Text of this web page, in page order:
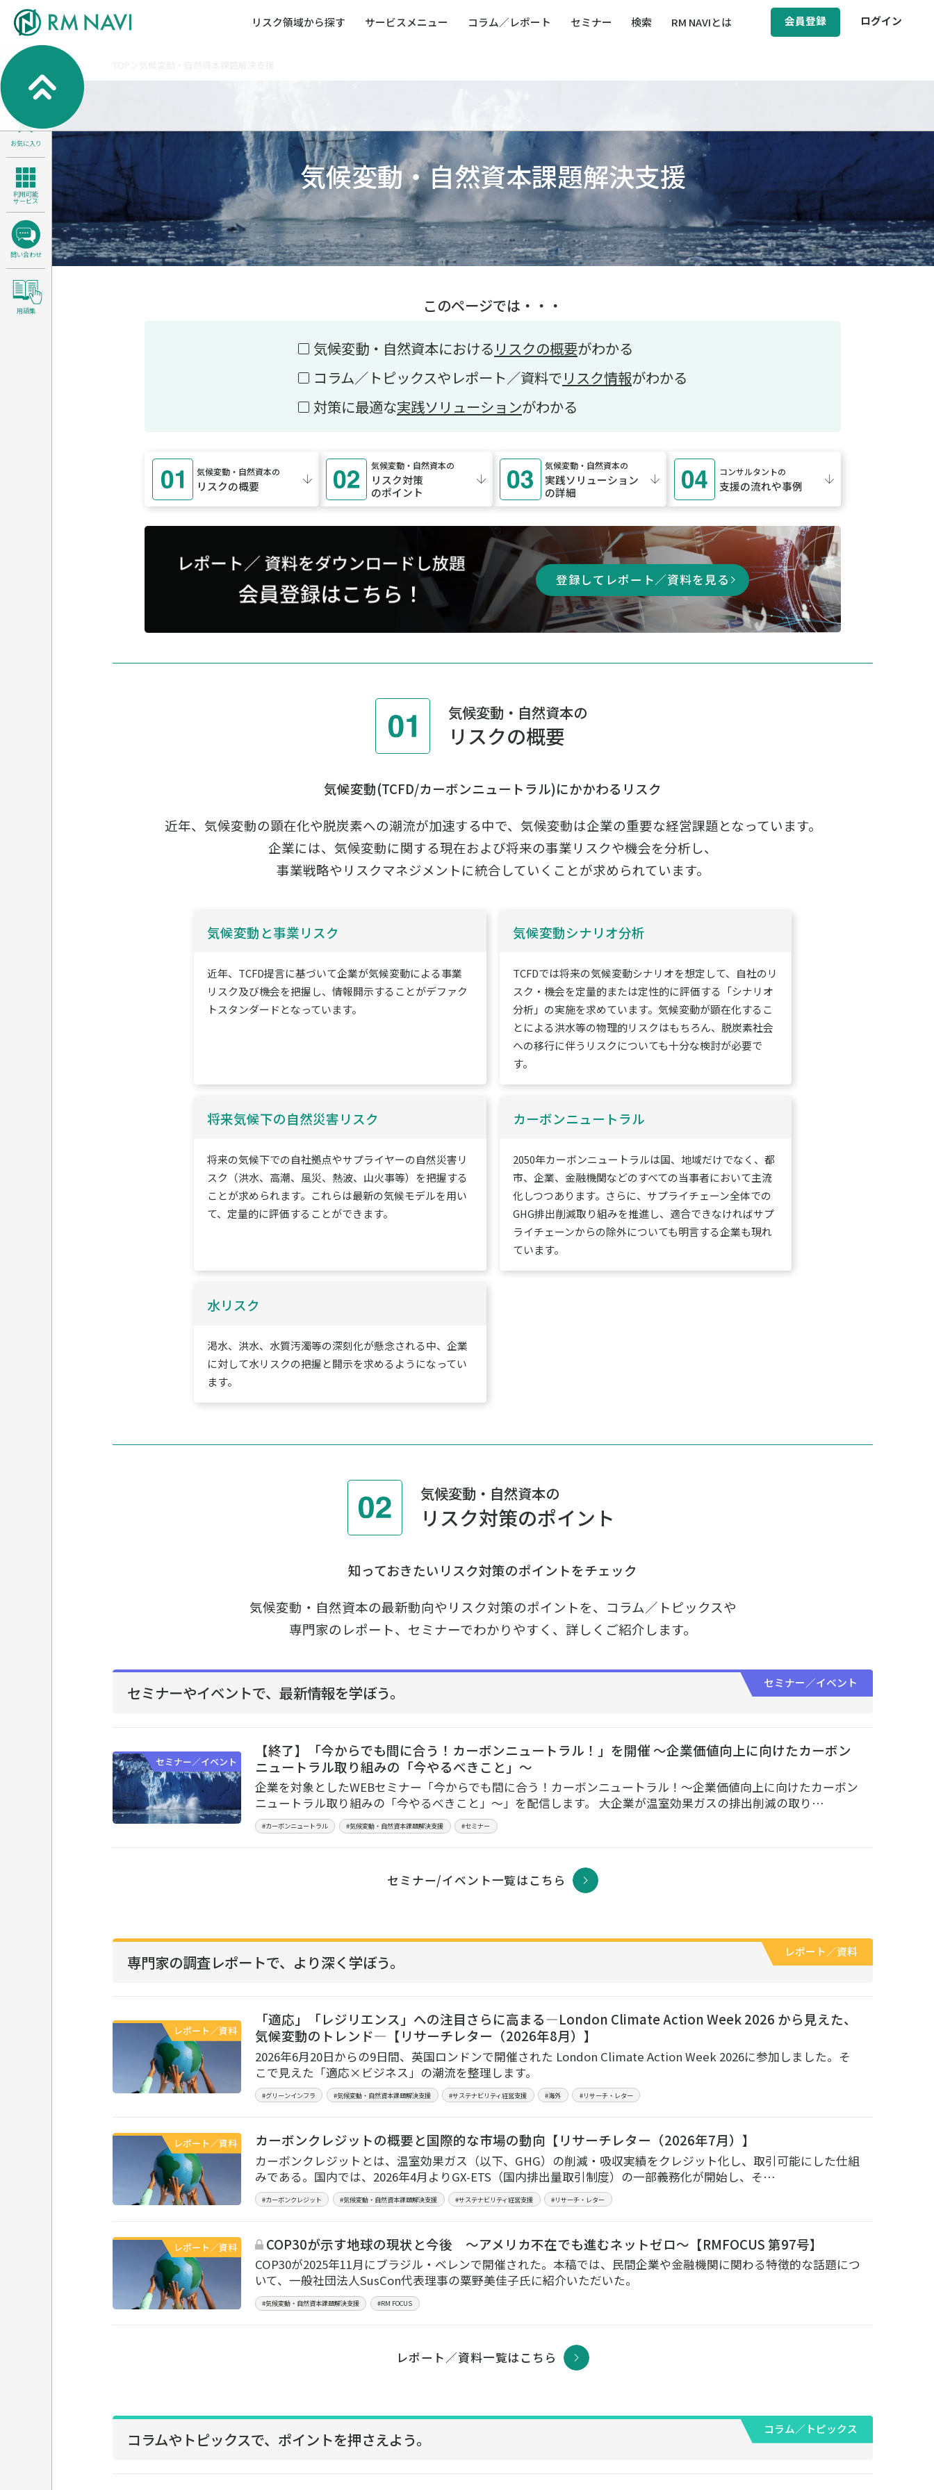
リスク領域から探す サービスメニュー コラム／レポート セミナー 検索 RM NAVIとは 会員登録 ログイン
防災・減災・防犯（火災・爆発・落雷・台風・
BCP／BCM（事業継続マネジメント）
サステナビリティ経営支援
人権・人的資本課題解決支援
安全文化醸成／労働安全衛生
医療／介護／障害福祉／子ども・児童福祉等
全社的リスク管理（ERM）
危機管理
コンプライアンス・内部統制
コンサルタント略歴 業界別支援事例
コラム／トピックス
レポート／資料
リスクマネジメント用語集
発行書籍一覧
検索
お気に入り
利用可能
サービス
問い合わせ
用語集
気候変動・自然資本課題解決支援
このページでは・・・
気候変動・自然資本における リスクの概要がわかる
コラム／トピックスやレポート／資料でリスク情報がわかる
対策に最適な実践ソリューションがわかる
気候変動・自然資本の
リスクの概要
気候変動・自然資本の
リスク対策
のポイント
気候変動・自然資本の
実践ソリューション
の詳細
コンサルタントの
支援の流れや事例
登録してレポート／資料を見る
気候変動・自然資本の
リスクの概要
気候変動(TCFD/カーボンニュートラル)にかかわるリスク
近年、気候変動の顕在化や脱炭素への潮流が加速する中で、気候変動は企業の重要な経営課題となっています。
企業には、気候変動に関する現在および将来の事業リスクや機会を分析し、
事業戦略やリスクマネジメントに統合していくことが求められています。
気候変動と事業リスク
近年、TCFD提言に基づいて企業が気候変動による事業
リスク及び機会を把握し、情報開示することがデファク
トスタンダードとなっています。
気候変動シナリオ分析
TCFDでは将来の気候変動シナリオを想定して、自社のリ
スク・機会を定量的または定性的に評価する「シナリオ
分析」の実施を求めています。気候変動が顕在化するこ
とによる洪水等の物理的リスクはもちろん、脱炭素社会
への移行に伴うリスクについても十分な検討が必要で
す。
将来気候下の自然災害リスク
将来の気候下での自社拠点やサプライヤーの自然災害リ
スク（洪水、高潮、風災、熱波、山火事等）を把握する
ことが求められます。これらは最新の気候モデルを用い
て、定量的に評価することができます。
カーボンニュートラル
2050年カーボンニュートラルは国、地域だけでなく、都
市、企業、金融機関などのすべての当事者において主流
化しつつあります。さらに、サプライチェーン全体での
GHG排出削減取り組みを推進し、適合できなければサプ
ライチェーンからの除外についても明言する企業も現れ
ています。
水リスク
渇水、洪水、水質汚濁等の深刻化が懸念される中、企業
に対して水リスクの把握と開示を求めるようになってい
ます。
気候変動・自然資本の
リスク対策のポイント
知っておきたいリスク対策のポイントをチェック
気候変動・自然資本の最新動向やリスク対策のポイントを、コラム／トピックスや
専門家のレポート、セミナーでわかりやすく、詳しくご紹介します。
セミナーやイベントで、最新情報を学ぼう。
セミナー／イベント
セミナー／イベント
【終了】「今からでも間に合う！カーボンニュートラル！」を開催 ～企業価値向上に向けたカーボン
ニュートラル取り組みの「今やるべきこと」～
企業を対象としたWEBセミナー「今からでも間に合う！カーボンニュートラル！～企業価値向上に向けたカーボン
ニュートラル取り組みの「今やるべきこと」～」を配信します。 大企業が温室効果ガスの排出削減の取り…
#カーボンニュートラル #気候変動・自然資本課題解決支援 #セミナー
セミナー/イベント一覧はこちら
専門家の調査レポートで、 より深く学ぼう。
レポート／資料
レポート／資料
「適応」「レジリエンス」への注目さらに高まる―London Climate Action Week 2026 から見えた、
気候変動のトレンド—【リサーチレター（2026年8月）】
2026年6月20日からの9日間、英国ロンドンで開催された London Climate Action Week 2026に参加しました。そ
こで見えた「適応×ビジネス」の潮流を整理します。
#グリーンインフラ #気候変動・自然資本課題解決支援 #サステナビリティ経営支援 #海外 #リサーチ・レター
レポート／資料 カーボンクレジットの概要と国際的な市場の動向【リサーチレター（2026年7月）】
カーボンクレジットとは、温室効果ガス（以下、GHG）の削減・吸収実績をクレジット化し、取引可能にした仕組
みである。国内では、2026年4月よりGX-ETS（国内排出量取引制度）の一部義務化が開始し、そ…
#カーボンクレジット #気候変動・自然資本課題解決支援 #サステナビリティ経営支援 #リサーチ・レター
レポート／資料 COP30が示す地球の現状と今後 ～アメリカ不在でも進むネットゼロ～【RMFOCUS 第97号】
COP30が2025年11月にブラジル・ベレンで開催された。本稿では、民間企業や金融機関に関わる特徴的な話題につ
いて、一般社団法人SusCon代表理事の粟野美佳子氏に紹介いただいた。
#気候変動・自然資本課題解決支援 #RM FOCUS
レポート／資料一覧はこちら
コラムやトピックスで、 ポイントを押さえよう。
コラム／トピックス